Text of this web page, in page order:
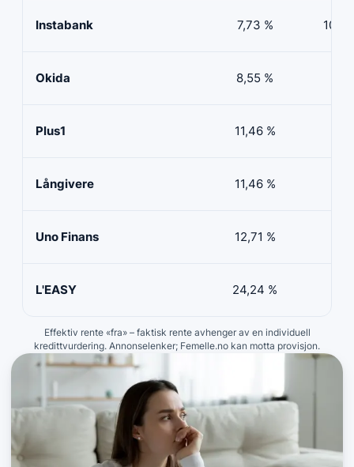
Instabank 7,73 % 100
Okida 8,55 %
Plus1 11,46 %
Långivere 11,46 %
Uno Finans 12,71 %
L'EASY 24,24 %
Effektiv rente «fra» – faktisk rente avhenger av en individuell
kredittvurdering. Annonselenker; Femelle.no kan motta provisjon.